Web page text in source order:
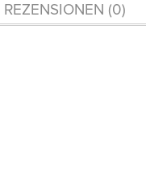
REZENSIONEN (0)